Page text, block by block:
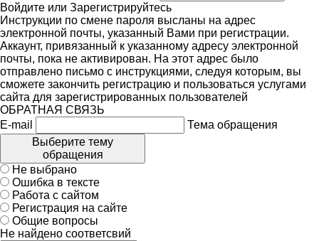
Войдите или Зарегистрируйтесь
Инструкции по смене пароля высланы на адрес
электронной почты, указанный Вами при регистрации.
Аккаунт, привязанный к указанному адресу электронной
почты, пока не активирован. На этот адрес было
отправлено письмо с инструкциями, следуя которым, вы
сможете закончить регистрацию и пользоваться услугами
сайта для зарегистрированных пользователей
ОБРАТНАЯ СВЯЗЬ
E-mail
Тема обращения
Выберите тему
обращения
Не выбрано
Ошибка в тексте
Работа с сайтом
Регистрация на сайте
Общие вопросы
Не найдено соответсвий